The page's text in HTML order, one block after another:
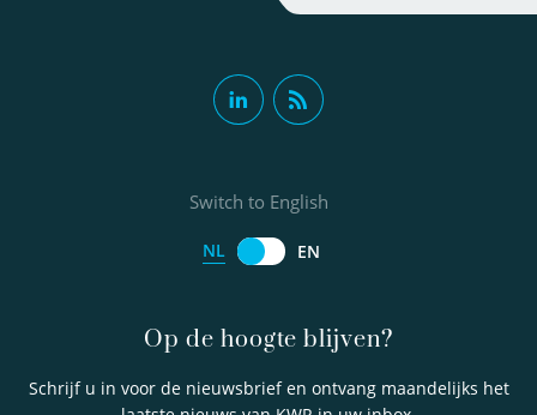
Op de hoogte blijven?
Schrijf u in voor de nieuwsbrief en ontvang maandelijks het
Switch to English
NL EN